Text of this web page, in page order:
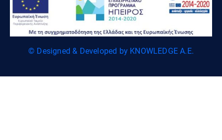
© Designed & Developed by KNOWLEDGE A.E.